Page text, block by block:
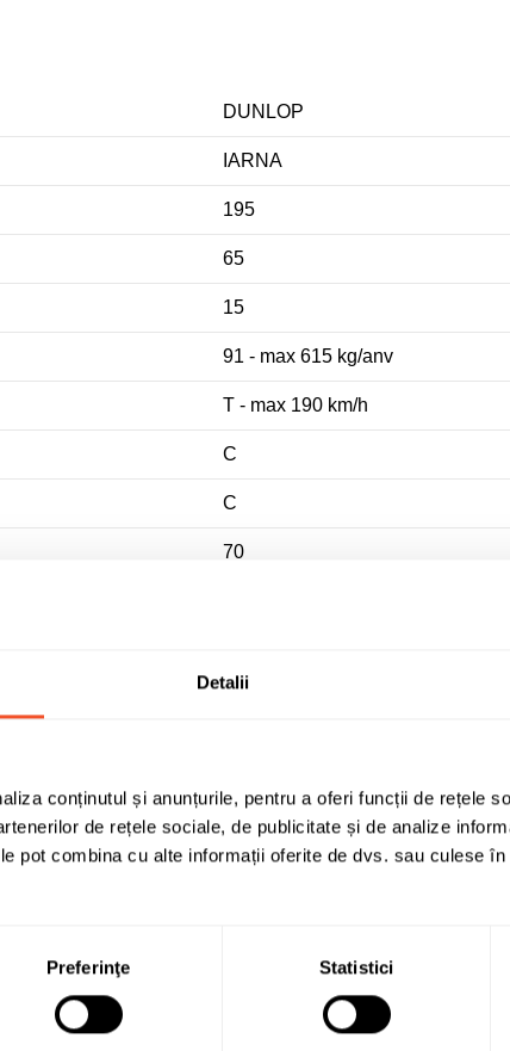
Detalii
conținutul și anunțurile, pentru a oferi funcții de rețele
de rețele sociale, de publicitate și de analize
pot combina cu alte informații oferite de dvs. sau culese
Preferinţe Statistici
DUNLOP
IARNA
195
65
15
91 - max 615 kg/anv
T - max 190 km/h
C
C
70
DA - Anvelopa pentru utilizare
B
DA - Simbol "Munte cu fulg de